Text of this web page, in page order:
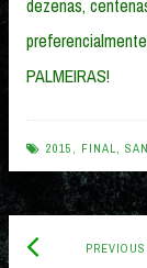
dezenas,
PALMEIRAS!
2015 , FINAL,
Post